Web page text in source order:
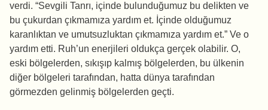
verdi. “Sevgili Tanrı, içinde bulunduğumuz bu delikten ve
bu çukurdan çıkmamıza yardım et. İçinde olduğumuz
karanlıktan ve umutsuzluktan çıkmamıza yardım et.” Ve o
yardım etti. Ruh’un enerjileri oldukça gerçek olabilir. O,
eski bölgelerden, sıkışıp kalmış bölgelerden, bu ülkenin
diğer bölgeleri tarafından, hatta dünya tarafından
görmezden gelinmiş bölgelerden geçti.